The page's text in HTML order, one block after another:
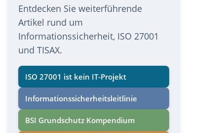
Entdecken Sie weiterführende
Artikel rund um
Informationssicherheit, ISO 27001
und TISAX.
ISO 27001 ist kein IT-Projekt
Informations­sicherheits­leitlinie
BSI Grundschutz Kompendium